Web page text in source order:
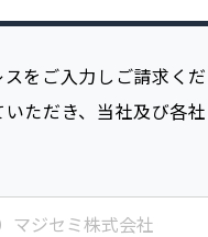
をご入力しご請求くだ
ただき、当社及び各